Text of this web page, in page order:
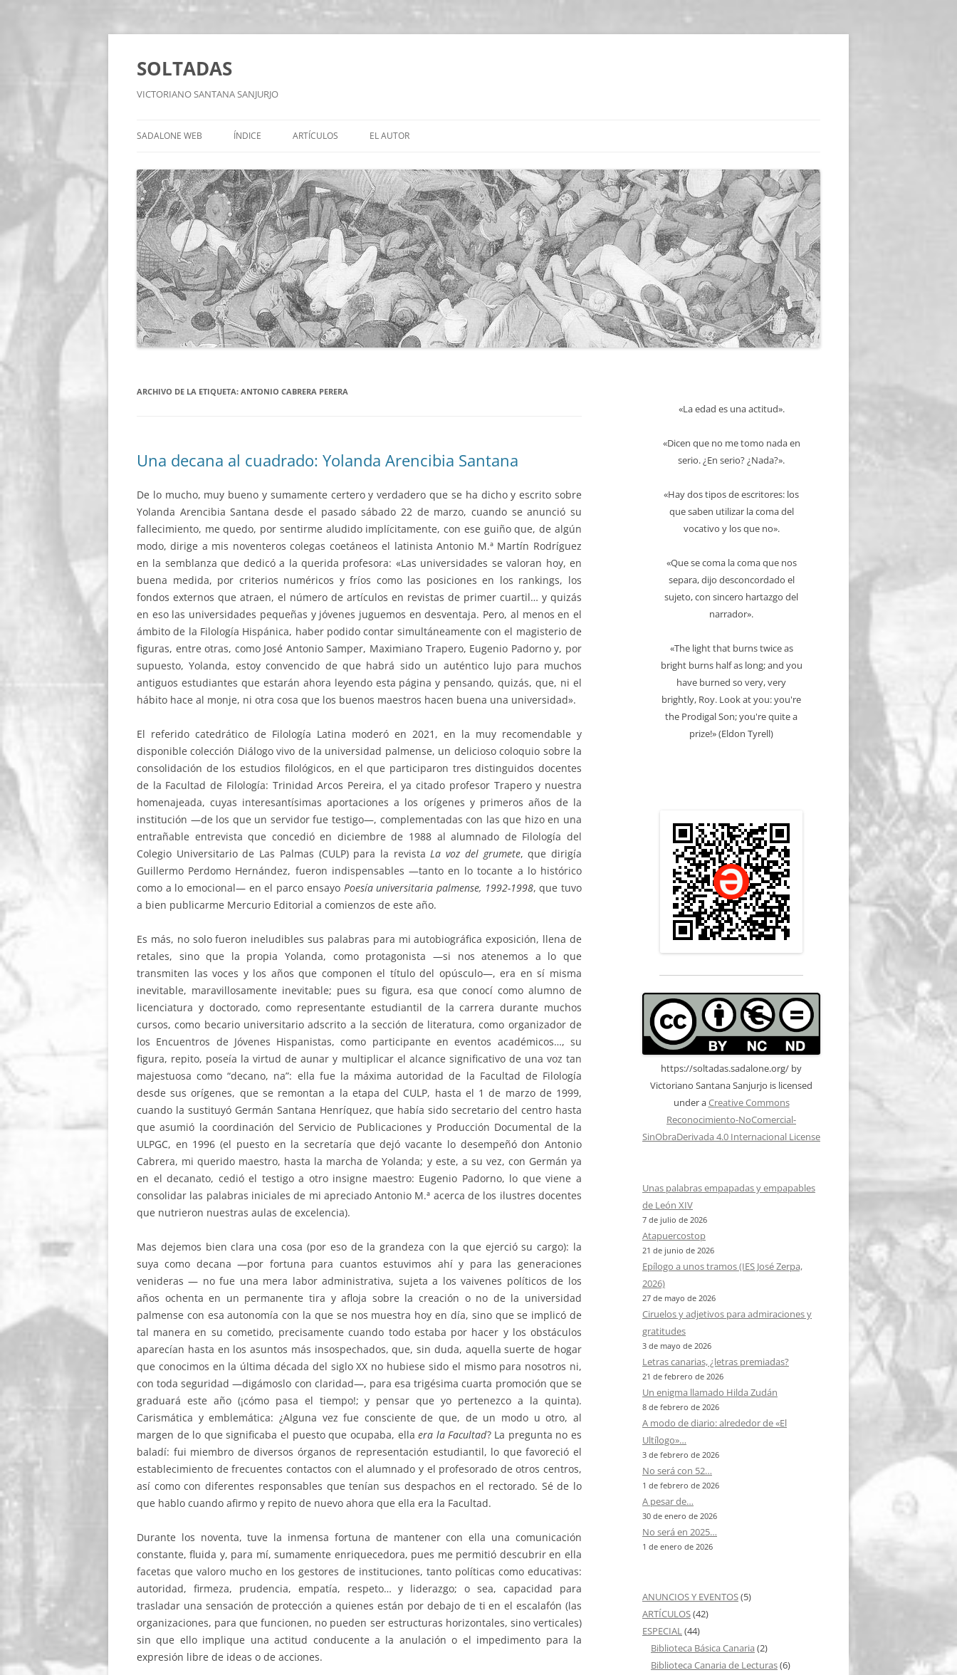
Saltar
SOLTADAS
VICTORIANO SANTANA SANJURJO
SADALONE WEB ÍNDICE ARTÍCULOS EL AUTOR
ARCHIVO DE LA ETIQUETA: ANTONIO CABRERA PERERA
Una decana al cuadrado: Yolanda Arencibia Santana
De lo mucho, muy bueno y sumamente certero y verdadero que se ha dicho y escrito sobre
Yolanda Arencibia Santana desde el pasado sábado 22 de marzo, cuando se anunció su
fallecimiento, me quedo, por sentirme aludido implícitamente, con ese guiño que, de algún
modo, dirige a mis noventeros colegas coetáneos el latinista Antonio M.ª Martín Rodríguez
en la semblanza que dedicó a la querida profesora: «Las universidades se valoran hoy, en
buena medida, por criterios numéricos y fríos como las posiciones en los rankings, los
fondos externos que atraen, el número de artículos en revistas de primer cuartil… y quizás
en eso las universidades pequeñas y jóvenes juguemos en desventaja. Pero, al menos en el
ámbito de la Filología Hispánica, haber podido contar simultáneamente con el magisterio de
figuras, entre otras, como José Antonio Samper, Maximiano Trapero, Eugenio Padorno y, por
supuesto, Yolanda, estoy convencido de que habrá sido un auténtico lujo para muchos
antiguos estudiantes que estarán ahora leyendo esta página y pensando, quizás, que, ni el
hábito hace al monje, ni otra cosa que los buenos maestros hacen buena una universidad».
El referido catedrático de Filología Latina moderó en 2021, en la muy recomendable y
disponible colección Diálogo vivo de la universidad palmense, un delicioso coloquio sobre la
consolidación de los estudios filológicos, en el que participaron tres distinguidos docentes
de la Facultad de Filología: Trinidad Arcos Pereira, el ya citado profesor Trapero y nuestra
homenajeada, cuyas interesantísimas aportaciones a los orígenes y primeros años de la
institución —de los que un servidor fue testigo—, complementadas con las que hizo en una
entrañable entrevista que concedió en diciembre de 1988 al alumnado de Filología del
Colegio Universitario de Las Palmas (CULP) para la revistaLa voz del grumete, que dirigía
Guillermo Perdomo Hernández, fueron indispensables —tanto en lo tocante a lo histórico
como a lo emocional— en el parco ensayo Poesía universitaria palmense, 1992-1998, que tuvo
a bien publicarme Mercurio Editorial a comienzos de este año.
Es más, no solo fueron ineludibles sus palabras para mi autobiográfica exposición, llena de
retales, sino que la propia Yolanda, como protagonista —si nos atenemos a lo que
transmiten las voces y los años que componen el título del opúsculo—, era en sí misma
inevitable, maravillosamente inevitable; pues su figura, esa que conocí como alumno de
licenciatura y doctorado, como representante estudiantil de la carrera durante muchos
cursos, como becario universitario adscrito a la sección de literatura, como organizador de
los Encuentros de Jóvenes Hispanistas, como participante en eventos académicos…, su
figura, repito, poseía la virtud de aunar y multiplicar el alcance significativo de una voz tan
majestuosa como “decano, na”: ella fue la máxima autoridad de la Facultad de Filología
desde sus orígenes, que se remontan a la etapa del CULP, hasta el 1 de marzo de 1999,
cuando la sustituyó Germán Santana Henríquez, que había sido secretario del centro hasta
que asumió la coordinación del Servicio de Publicaciones y Producción Documental de la
ULPGC, en 1996 (el puesto en la secretaría que dejó vacante lo desempeñó don Antonio
Cabrera, mi querido maestro, hasta la marcha de Yolanda; y este, a su vez, con Germán ya
en el decanato, cedió el testigo a otro insigne maestro: Eugenio Padorno, lo que viene a
consolidar las palabras iniciales de mi apreciado Antonio M.ª acerca de los ilustres docentes
que nutrieron nuestras aulas de excelencia).
Mas dejemos bien clara una cosa (por eso de la grandeza con la que ejerció su cargo): la
suya como decana —por fortuna para cuantos estuvimos ahí y para las generaciones
venideras — no fue una mera labor administrativa, sujeta a los vaivenes políticos de los
años ochenta en un permanente tira y afloja sobre la creación o no de la universidad
palmense con esa autonomía con la que se nos muestra hoy en día, sino que se implicó de
tal manera en su cometido, precisamente cuando todo estaba por hacer y los obstáculos
aparecían hasta en los asuntos más insospechados, que, sin duda, aquella suerte de hogar
que conocimos en la última década del siglo XX no hubiese sido el mismo para nosotros ni,
con toda seguridad —digámoslo con claridad—, para esa trigésima cuarta promoción que se
graduará este año (¡cómo pasa el tiempo!; y pensar que yo pertenezco a la quinta).
Carismática y emblemática: ¿Alguna vez fue consciente de que, de un modo u otro, al
margen de lo que significaba el puesto que ocupaba, ellaera la Facultad? La pregunta no es
baladí: fui miembro de diversos órganos de representación estudiantil, lo que favoreció el
establecimiento de frecuentes contactos con el alumnado y el profesorado de otros centros,
así como con diferentes responsables que tenían sus despachos en el rectorado. Sé de lo
que hablo cuando afirmo y repito de nuevo ahora que ella era la Facultad.
Durante los noventa, tuve la inmensa fortuna de mantener con ella una comunicación
constante, fluida y, para mí, sumamente enriquecedora, pues me permitió descubrir en ella
facetas que valoro mucho en los gestores de instituciones, tanto políticas como educativas:
autoridad, firmeza, prudencia, empatía, respeto… y liderazgo; o sea, capacidad para
trasladar una sensación de protección a quienes están por debajo de ti en el escalafón (las
organizaciones, para que funcionen, no pueden ser estructuras horizontales, sino verticales)
sin que ello implique una actitud conducente a la anulación o el impedimento para la
expresión libre de ideas o de acciones.
«La edad es una actitud».
«Dicen que no me tomo nada en
serio. ¿En serio? ¿Nada?».
«Hay dos tipos de escritores: los
que saben utilizar la coma del
vocativo y los que no».
«Que se coma la coma que nos
separa, dijo desconcordado el
sujeto, con sincero hartazgo del
narrador».
«The light that burns twice as
bright burns half as long; and you
have burned so very, very
brightly, Roy. Look at you: you're
the Prodigal Son; you're quite a
prize!» (Eldon Tyrell)
https://soltadas.sadalone.org/ by
Victoriano Santana Sanjurjo is licensed
under aCreative Commons
Reconocimiento-NoComercial-
SinObraDerivada 4.0 Internacional License
Unas palabras empapadas y empapables
de León XIV
7 de julio de 2026
Atapuercostop
21 de junio de 2026
Epílogo a unos tramos (IES José Zerpa,
2026)
27 de mayo de 2026
Ciruelos y adjetivos para admiraciones y
gratitudes
3 de mayo de 2026
Letras canarias, ¿letras premiadas?
21 de febrero de 2026
Un enigma llamado Hilda Zudán
8 de febrero de 2026
A modo de diario: alrededor de «El
Ultílogo»…
3 de febrero de 2026
No será con 52…
1 de febrero de 2026
A pesar de…
30 de enero de 2026
No será en 2025…
1 de enero de 2026
ANUNCIOS Y EVENTOS(5)
ARTÍCULOS(42)
ESPECIAL(44)
Biblioteca Básica Canaria (2)
Biblioteca Canaria de Lecturas(6)